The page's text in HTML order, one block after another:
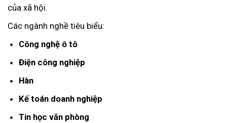
của xã hội.
Các ngành nghề tiêu biểu:
Công nghệ ô tô
Điện công nghiệp
Hàn
Kế toán doanh nghiệp
Tin học văn phòng